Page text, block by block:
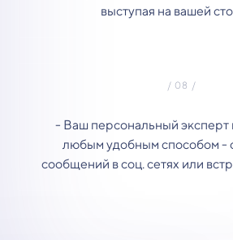
выступая на вашей
- Ваш персональный эксперт
любым удобным способом -
сообщений в соц. сетях или